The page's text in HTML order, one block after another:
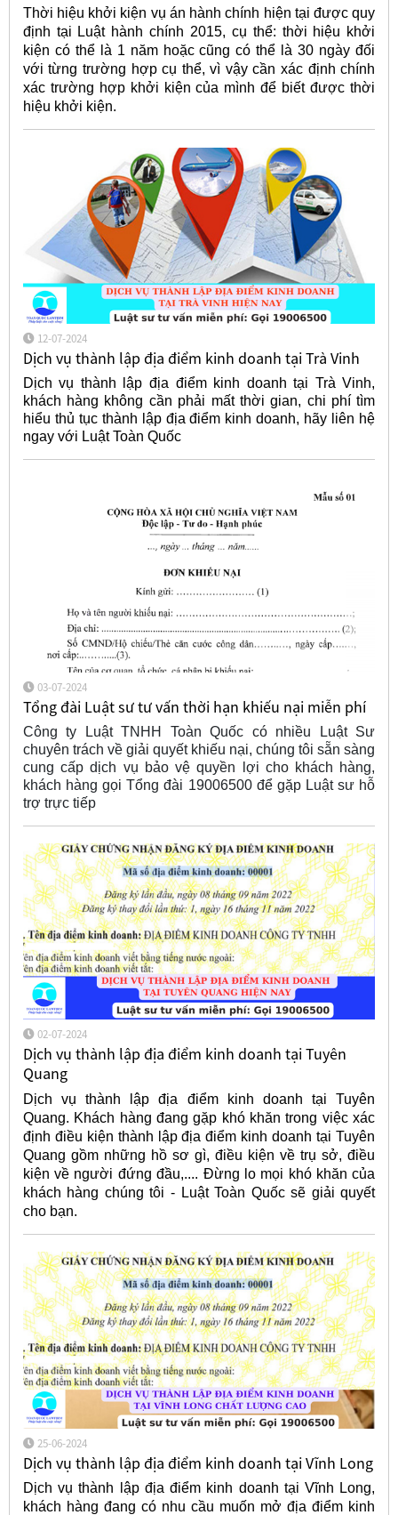
Thời hiệu khởi kiện vụ án hành chính hiện tại được quy
định tại Luật hành chính 2015, cụ thể: thời hiệu khởi
kiện có thể là 1 năm hoặc cũng có thể là 30 ngày đối
với từng trường hợp cụ thể, vì vậy cần xác định chính
xác trường hợp khởi kiện của mình để biết được thời
hiệu khởi kiện.
12-07-2024
Dịch vụ thành lập địa điểm kinh doanh tại Trà Vinh
Dịch vụ thành lập địa điểm kinh doanh tại Trà Vinh,
khách hàng không cần phải mất thời gian, chi phí tìm
hiểu thủ tục thành lập địa điểm kinh doanh, hãy liên hệ
ngay với Luật Toàn Quốc
03-07-2024
Tổng đài Luật sư tư vấn thời hạn khiếu nại miễn phí
Công ty Luật TNHH Toàn Quốc có nhiều Luật Sư
chuyên trách về giải quyết khiếu nại, chúng tôi sẵn sàng
cung cấp dịch vụ bảo vệ quyền lợi cho khách hàng,
khách hàng gọi Tổng đài 19006500 để gặp Luật sư hỗ
trợ trực tiếp
02-07-2024
Dịch vụ thành lập địa điểm kinh doanh tại Tuyên
Quang
Dịch vụ thành lập địa điểm kinh doanh tại Tuyên
Quang. Khách hàng đang gặp khó khăn trong việc xác
định điều kiện thành lập địa điểm kinh doanh tại Tuyên
Quang gồm những hồ sơ gì, điều kiện về trụ sở, điều
kiện về người đứng đầu,.... Đừng lo mọi khó khăn của
khách hàng chúng tôi - Luật Toàn Quốc sẽ giải quyết
cho bạn.
25-06-2024
Dịch vụ thành lập địa điểm kinh doanh tại Vĩnh Long
Dịch vụ thành lập địa điểm kinh doanh tại Vĩnh Long,
khách hàng đang có nhu cầu muốn mở địa điểm kinh